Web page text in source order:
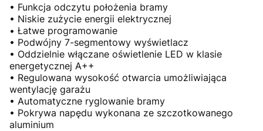
• Funkcja odczytu położenia bramy
• Niskie zużycie energii elektrycznej
• Łatwe programowanie
• Podwójny 7-segmentowy wyświetlacz
• Oddzielnie włączane oświetlenie LED w klasie
energetycznej A++
• Regulowana wysokość otwarcia umożliwiająca
wentylację garażu
• Automatyczne ryglowanie bramy
• Pokrywa napędu wykonana ze szczotkowanego
aluminium